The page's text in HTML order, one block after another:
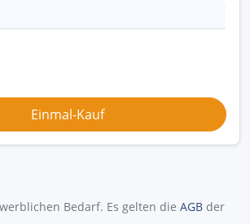
Bedarf. Es gelten die AGB der